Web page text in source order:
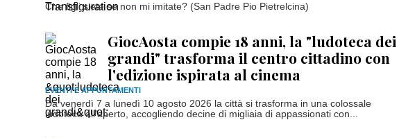
Che figli siete se non mi imitate? (San Padre Pio Pietrelcina)
GiocAosta compie 18 anni, la "ludoteca dei
grandi" trasforma il centro cittadino con
l'edizione ispirata al cinema
EVENTI E APPUNTAMENTI
Da venerdì 7 a lunedì 10 agosto 2026 la città si trasforma in una colossale
ludoteca all'aperto, accogliendo decine di migliaia di appassionati con...